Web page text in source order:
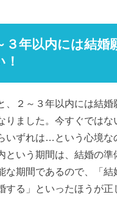
３年以内には結婚
、２～３年以内には結婚
りました。今すぐではな
いずれは…という心境な
という期間は、結婚の準
な期間であるので、「結
する」といったほうが正